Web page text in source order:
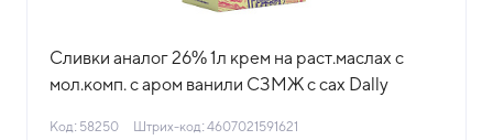
Сливки аналог 26% 1л крем на раст.маслах с
мол.комп. c аром ванили СЗМЖ с сах Dally
Код: 58250 Штрих-код: 4607021591621